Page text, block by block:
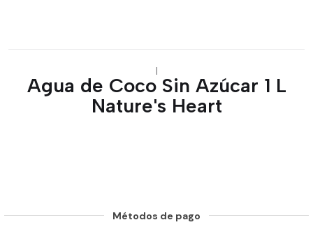
|
Agua de Coco Sin Azúcar 1 L
Nature's Heart
Métodos de pago